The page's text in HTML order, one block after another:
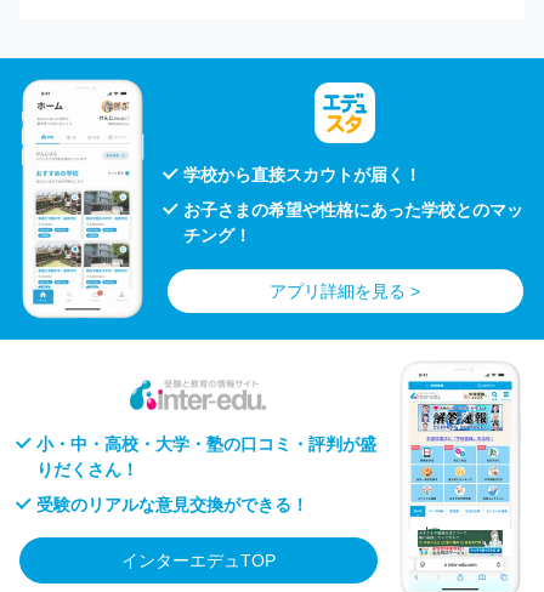
学校から直接スカウトが届く！
お子さまの希望や性格にあった学校とのマッ
チング！
アプリ詳細を見る >
小・中・高校・大学・塾の口コミ・評判が盛
りだくさん！
受験のリアルな意見交換ができる！
インターエデュTOP